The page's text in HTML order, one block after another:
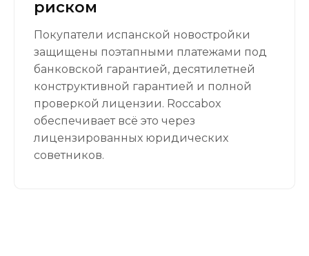
риском
Покупатели испанской новостройки
защищены поэтапными платежами под
банковской гарантией, десятилетней
конструктивной гарантией и полной
проверкой лицензии. Roccabox
обеспечивает всё это через
лицензированных юридических
советников.